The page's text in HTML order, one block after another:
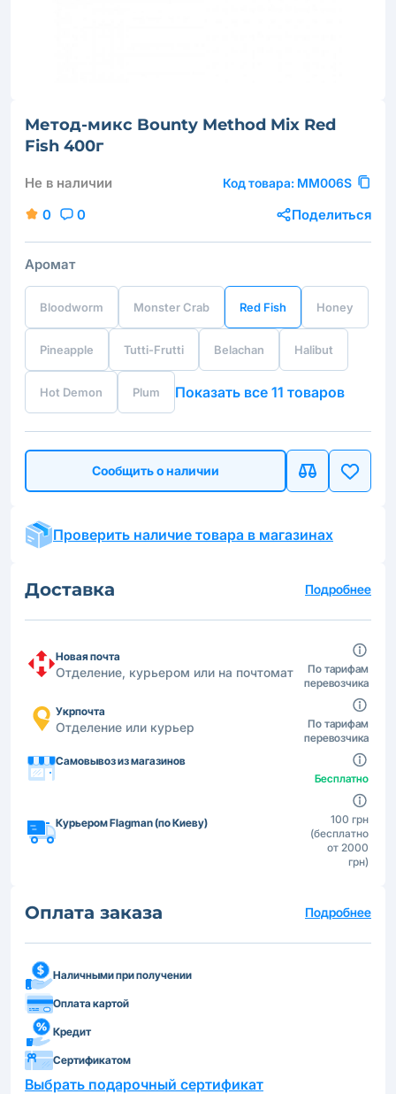
Метод-микс Bounty Method Mix Red
Fish 400г
Не в наличии Код товара: MM006S
0 0 Поделиться
Аромат
Bloodworm Monster Crab Red Fish Honey
Pineapple Tutti-Frutti Belachan Halibut
Hot Demon Plum Показать все 11 товаров
Сообщить о наличии
Проверить наличие товара в магазинах
Доставка Подробнее
Новая почта
Отделение, курьером или на почтомат
По тарифам
перевозчика
Укрпочта
Отделение или курьер
По тарифам
перевозчика
Самовывоз из магазинов
Бесплатно
Курьером Flagman (по Киеву)
100 грн
(бесплатно
от 2000
грн)
Оплата заказа Подробнее
Наличными при получении
Оплата картой
Кредит
Сертификатом
Выбрать подарочный сертификат